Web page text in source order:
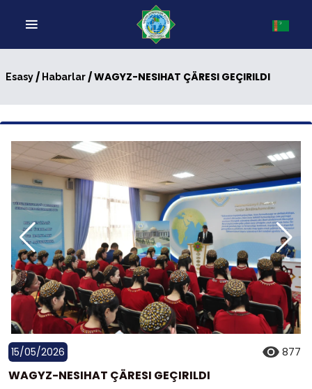
Esasy/ Habarlar/ WAGYZ-NESIHAT ÇÄRESI GEÇIRILDI
15/05/2026 877
WAGYZ-NESIHAT ÇÄRESI GEÇIRILDI